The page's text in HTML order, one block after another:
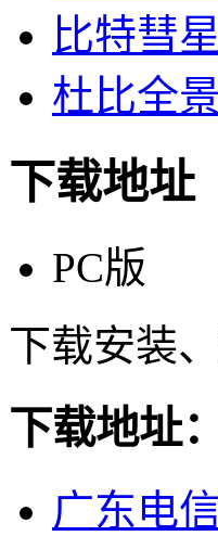
比特彗
杜比全
下载地址
PC版
下载安装
下载地址：
广东电